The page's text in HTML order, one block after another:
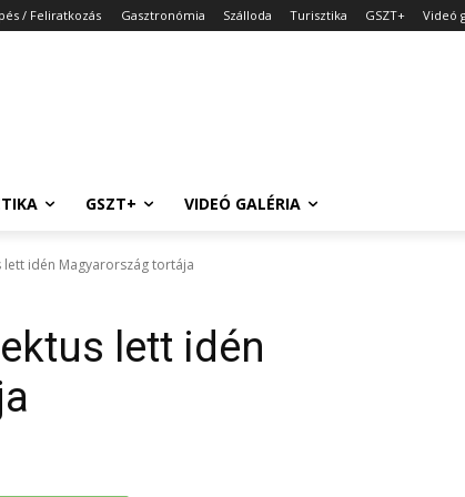
/ Feliratkozás Gasztronómia Szálloda Turisztika GSZT+ Videó
GSZT+ VIDEÓ GALÉRIA
lett idén Magyarország tortája
lett idén